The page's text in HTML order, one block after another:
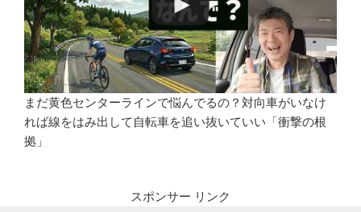
まだ黄色センターラインで悩んでるの？対向車がいなけ
れば線をはみ出して自転車を追い抜いていい「衝撃の根
拠」
スポンサー リンク